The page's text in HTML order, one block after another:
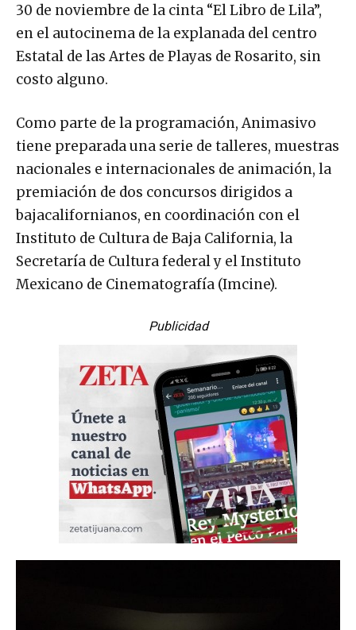
30 de noviembre de la cinta “El Libro de Lila”,
en el autocinema de la explanada del centro
Estatal de las Artes de Playas de Rosarito, sin
costo alguno.
Como parte de la programación, Animasivo
tiene preparada una serie de talleres, muestras
nacionales e internacionales de animación, la
premiación de dos concursos dirigidos a
bajacalifornianos, en coordinación con el
Instituto de Cultura de Baja California, la
Secretaría de Cultura federal y el Instituto
Mexicano de Cinematografía (Imcine).
Publicidad